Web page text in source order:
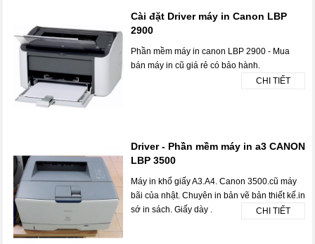
Cài đặt Driver máy in Canon LBP
2900
Phần mềm máy in canon LBP 2900 - Mua
bán máy in cũ giá rẻ có bảo hành.
CHI TIẾT
Driver - Phần mềm máy in a3 CANON
LBP 3500
Máy in khổ giấy A3.A4. Canon 3500.cũ máy
bãi của nhật. Chuyên in bản vẽ bản thiết kế.in
sớ in sách. Giấy dày .
CHI TIẾT